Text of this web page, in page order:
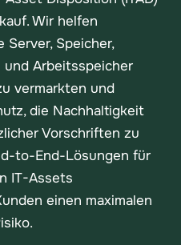
Wir helfen
Server, Speicher,
und Arbeitsspeicher
vermarkten und
die Nachhaltigkeit
Vorschriften zu
to-End-Lösungen für
IT-Assets
einen maximalen